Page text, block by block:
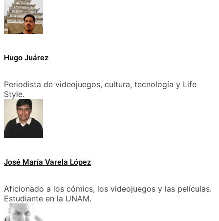
Hugo Juárez
Periodista de videojuegos, cultura, tecnología y Life
Style.
José María Varela López
Aficionado a los cómics, los videojuegos y las películas.
Estudiante en la UNAM.